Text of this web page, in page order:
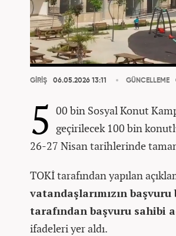
GİRİŞ 06.05.2026 13:11 GÜNCELLEME
5 00 bin Sosyal Konut
geçirilecek 100 bin
26-27 Nisan tarihlerinde
TOKİ tarafından yapılan
vatandaşlarımızın
tarafından başvuru sahibi
ifadeleri yer aldı.